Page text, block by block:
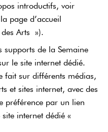
introductifs, voir
page d’accueil
des Arts »).
supports de la Semaine
le site internet dédié.
fait sur différents médias,
et sites internet, avec des
préférence par un lien
internet dédié «